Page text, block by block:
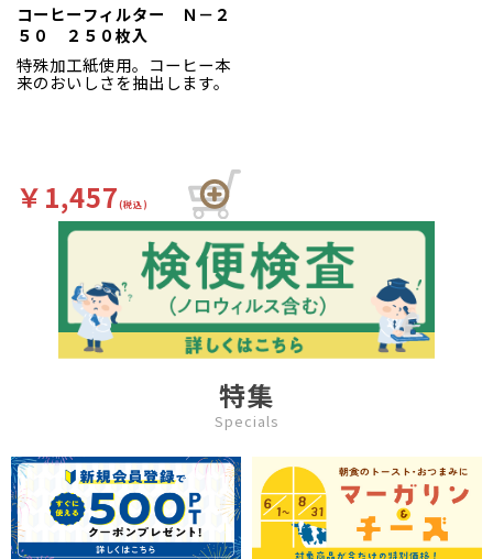
コーヒーフィルター Ｎ－２
５０ ２５０枚入
特殊加工紙使用。コーヒー本
来のおいしさを抽出します。
￥1,457(税込)
特集
Specials